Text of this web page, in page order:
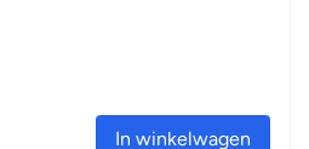
In winkelwagen